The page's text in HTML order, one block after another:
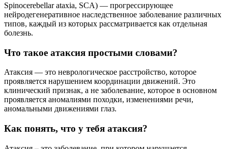
Spinocerebellar ataxia, SCA) — прогрессирующее
нейродегенеративное наследственное заболевание различных
типов, каждый из которых рассматривается как отдельная
болезнь.
Что такое атаксия простыми словами?
Атаксия — это неврологическое расстройство, которое
проявляется нарушением координации движений. Это
клинический признак, а не заболевание, которое в основном
проявляется аномалиями походки, изменениями речи,
аномальными движениями глаз.
Как понять, что у тебя атаксия?